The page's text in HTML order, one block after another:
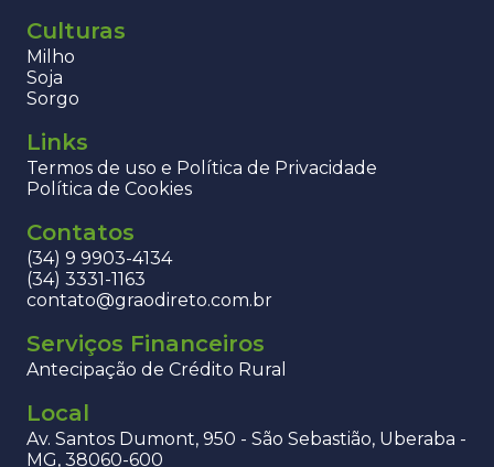
Culturas
Milho
Soja
Sorgo
Links
Termos de uso e Política de Privacidade
Política de Cookies
Contatos
(34) 9 9903-4134
(34) 3331-1163
contato@graodireto.com.br
Serviços Financeiros
Antecipação de Crédito Rural
Local
Av. Santos Dumont, 950 - São Sebastião, Uberaba -
MG, 38060-600